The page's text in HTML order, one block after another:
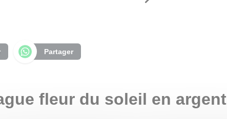
Partager
fleur du soleil en argent